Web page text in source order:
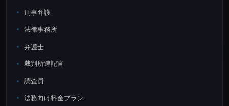
刑事弁護
法律事務所
弁護士
裁判所速記官
調査員
法務向け料金プラン